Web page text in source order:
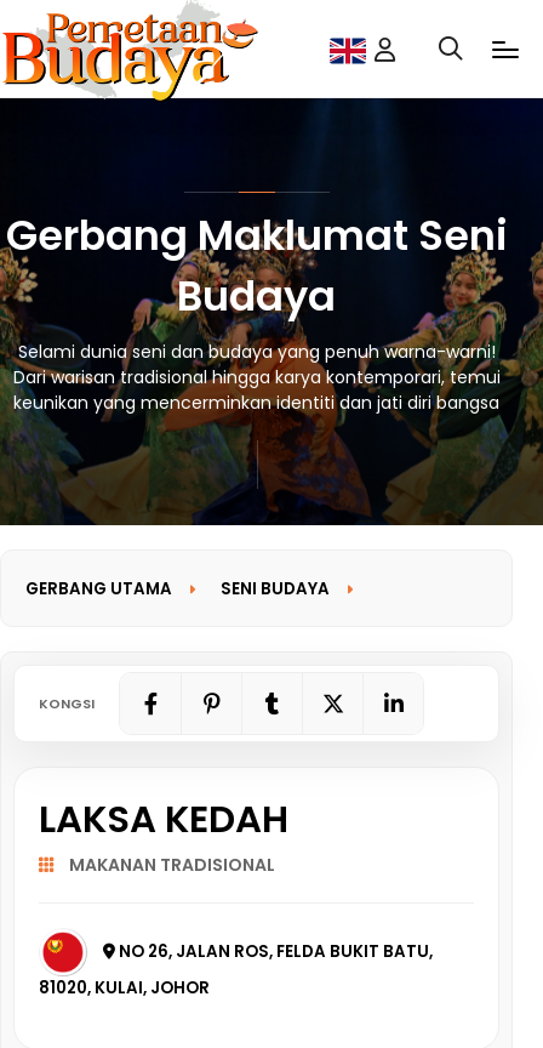
Gerbang Maklumat Seni
Budaya
Selami dunia seni dan budaya yang penuh warna-warni!
Dari warisan tradisional hingga karya kontemporari, temui
keunikan yang mencerminkan identiti dan jati diri bangsa
GERBANG UTAMA SENI BUDAYA
KONGSI
LAKSA KEDAH
MAKANAN TRADISIONAL
NO 26, JALAN ROS, FELDA BUKIT BATU,
81020, KULAI, JOHOR